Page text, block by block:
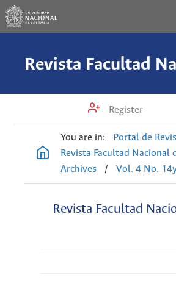
Register
You are in: Portal de
Revista Facultad
Archives
/ Vol. 4 No.
Revista Facultad